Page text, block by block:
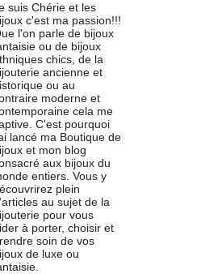
suis Chérie et les
c'est ma passion!!!
l'on parle de bijoux
ou de bijoux
chics, de la
ancienne et
ou au
moderne et
cela me
C'est pourquoi
lancé ma Boutique de
et mon blog
aux bijoux du
entiers. Vous y
plein
au sujet de la
pour vous
à porter, choisir et
soin de vos
de luxe ou